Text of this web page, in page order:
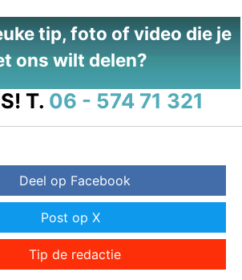
tip, foto of video die je
ons wilt delen?
T. 06 - 574 71 321
Deel op Facebook
Post op X
Tip de redactie